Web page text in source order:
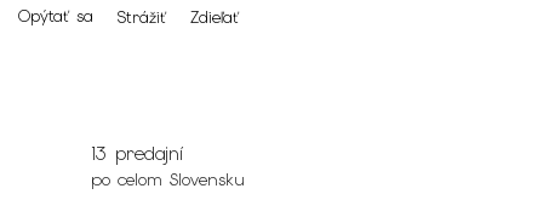
Opýtať sa Strážiť Zdieľať
13 predajní
po celom Slovensku